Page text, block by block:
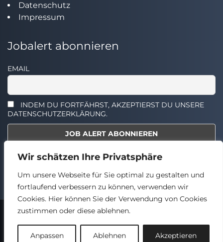
Wir schätzen Ihre Privatsphäre
Um unsere Webseite für Sie optimal zu gestalten und
fortlaufend verbessern zu können, verwenden wir
Cookies. Hier können Sie der Verwendung von Cookies
zustimmen oder diese ablehnen.
Anpassen Ablehnen Akzeptieren
Datenschutz
Impressum
Jobalert abonnieren
EMAIL
INDEM DU FORTFÄHRST, AKZEPTIERST DU UNSERE
DATENSCHUTZERKLÄRUNG.
Select the widget you want to show.
Back